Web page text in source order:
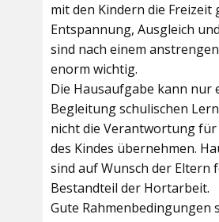
mit den Kindern die Freizeit
Entspannung, Ausgleich
sind nach einem
enorm wichtig.
Die Hausaufgabe kann nur
Begleitung schulischen
nicht die Verantwortung
des Kindes übernehmen.
sind auf Wunsch der Eltern
Bestandteil der Hortarbeit.
Gute Rahmenbedingungen